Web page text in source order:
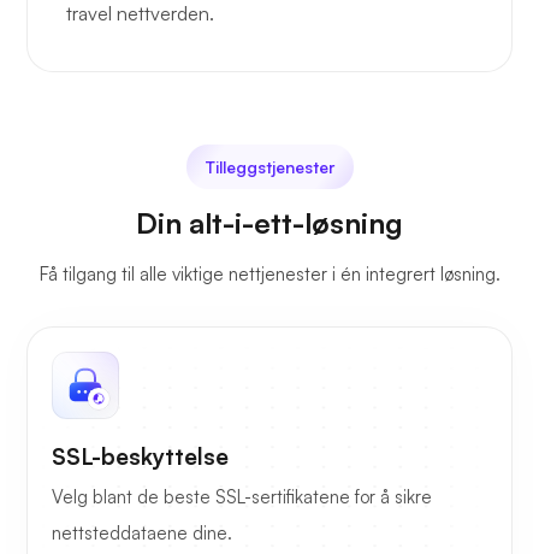
travel nettverden.
Tilleggstjenester
Din alt-i-ett-løsning
Få tilgang til alle viktige nettjenester i én integrert løsning.
SSL-beskyttelse
Velg blant de beste SSL-sertifikatene for å sikre
nettsteddataene dine.